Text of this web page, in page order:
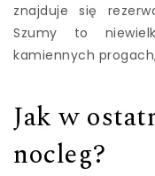
znajduje się
Szumy to
kamiennych
Jak w
nocleg?